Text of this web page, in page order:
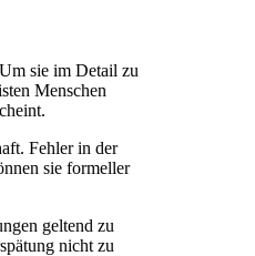
sie im Detail zu
Menschen
Fehler in der
sie formeller
geltend zu
nicht zu